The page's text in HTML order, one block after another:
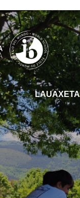
LAUAXETA